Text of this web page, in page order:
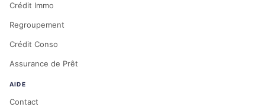
Crédit Immo
Regroupement
Crédit Conso
Assurance de Prêt
AIDE
Contact